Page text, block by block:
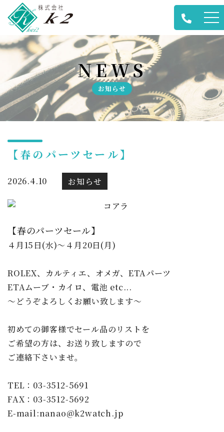
NEWS
お知らせ
【春のパーツセール】
2026.4.10 お知らせ
【春のパーツセール】
４月15日(水)～４月20日(月)
ROLEX、カルティエ、オメガ、ETAパーツ
ETAムーブ・カイロ、電池 etc...
～どうぞよろしくお願い致します～
初めての御客様でセール品のリストを
ご希望の方は、お送り致しますので
ご連絡下さいませ。
TEL：03-3512-5691
FAX：03-3512-5692
E-mail:nanao@k2watch.jp
メ
ニ